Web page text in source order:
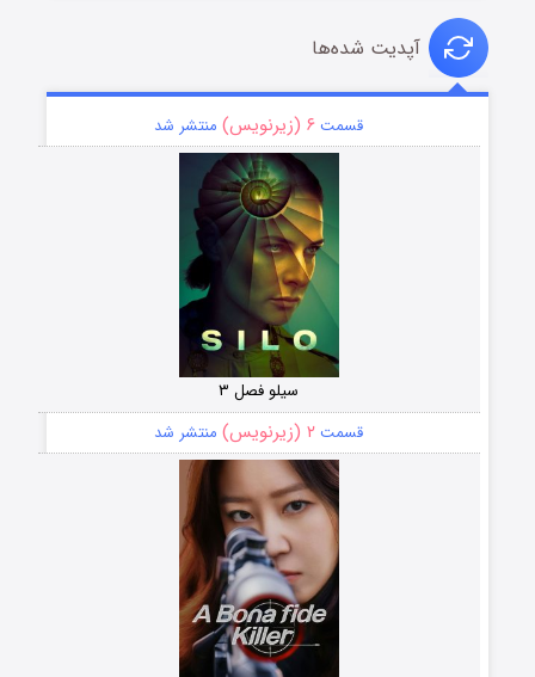
آپدیت شده‌ها
قسمت ۶ (زیرنویس) منتشر شد
سیلو فصل ۳
قسمت ۲ (زیرنویس) منتشر شد